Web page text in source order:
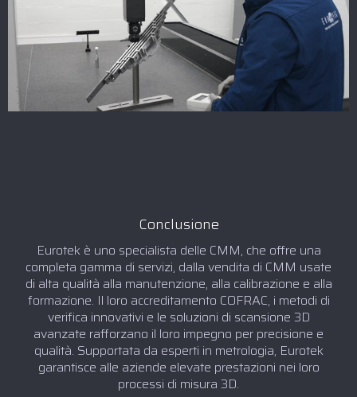
Conclusione
Eurotek è uno specialista delle CMM, che offre una
completa gamma di servizi, dalla vendita di CMM usate
di alta qualità alla manutenzione, alla calibrazione e alla
formazione. Il loro accreditamento COFRAC, i metodi di
verifica innovativi e le soluzioni di scansione 3D
avanzate rafforzano il loro impegno per precisione e
qualità. Supportata da esperti in metrologia, Eurotek
garantisce alle aziende elevate prestazioni nei loro
processi di misura 3D.